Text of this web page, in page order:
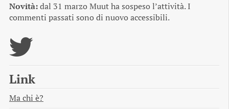
Novità:dal 31 marzo Muut ha sospeso l’attività. I
commenti passati sono di nuovo accessibili.
Link
Ma chi è?